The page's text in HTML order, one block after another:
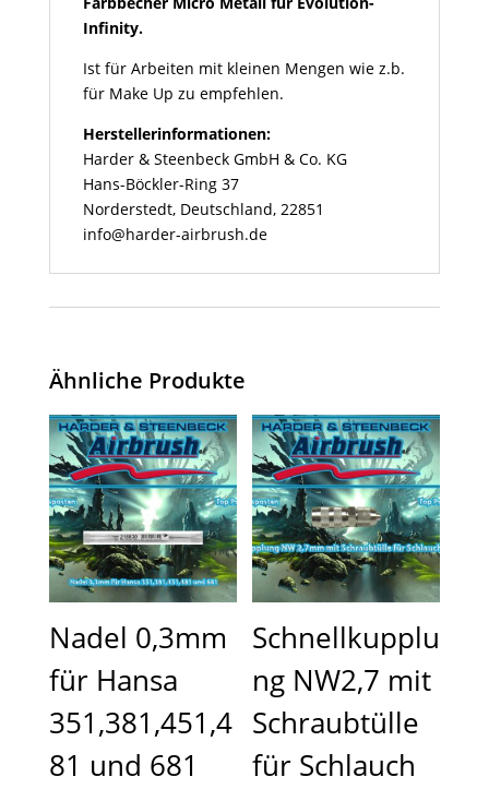
Infinity.
Ist für Arbeiten mit kleinen Mengen wie z.b.
für Make Up zu empfehlen.
Herstellerinformationen:
Harder & Steenbeck GmbH & Co. KG
Hans-Böckler-Ring 37
Norderstedt, Deutschland, 22851
info@harder-airbrush.de
Ähnliche Produkte
Nadel 0,3mm
für Hansa
351,381,451,4
81 und 681
Schnellkupplu
ng NW2,7 mit
Schraubtülle
für Schlauch